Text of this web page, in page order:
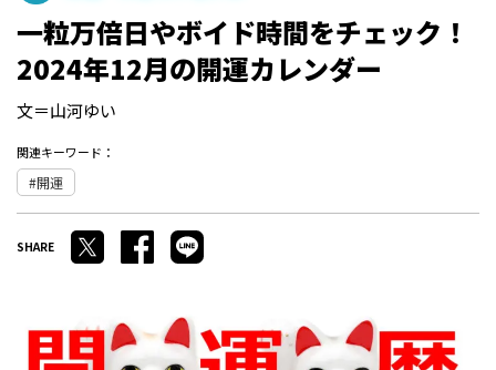
一粒万倍日やボイド時間をチェック！
2024年12月の開運カレンダー
文＝山河ゆい
関連キーワード：
開運